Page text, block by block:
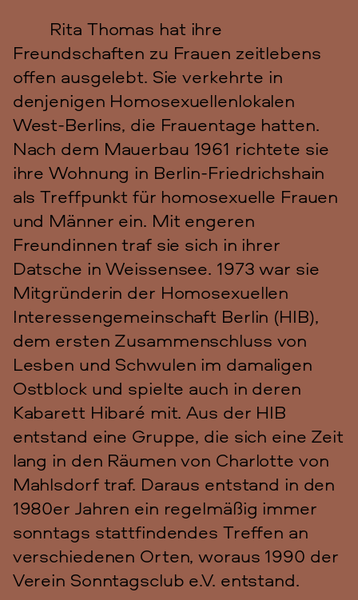
Rita Thomas hat ihre
Freundschaften zu Frauen zeitlebens
offen ausgelebt. Sie verkehrte in
denjenigen Homosexuellenlokalen
West-Berlins, die Frauentage hatten.
Nach dem Mauerbau 1961 richtete sie
ihre Wohnung in Berlin-Friedrichshain
als Treffpunkt für homosexuelle Frauen
und Männer ein. Mit engeren
Freundinnen traf sie sich in ihrer
Datsche in Weissensee. 1973 war sie
Mitgründerin der Homosexuellen
Interessengemeinschaft Berlin (HIB),
dem ersten Zusammenschluss von
Lesben und Schwulen im damaligen
Ostblock und spielte auch in deren
Kabarett Hibaré mit. Aus der HIB
entstand eine Gruppe, die sich eine Zeit
lang in den Räumen von Charlotte von
Mahlsdorf traf. Daraus entstand in den
1980er Jahren ein regelmäßig immer
sonntags stattfindendes Treffen an
verschiedenen Orten, woraus 1990 der
Verein Sonntagsclub e.V. entstand.